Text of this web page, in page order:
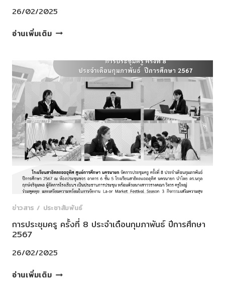
26/02/2025
อ่านเพิ่มเติมประชุม
ชมรม
ผู้
ปกครอง
โรงเรียนสาธิต
ละ
ออ
อุทิศ
มหาวิทยาลัย
สวนดุสิต
นครนายก
ครั้ง
ที่
3
เรียน
2/2567
ข่าวสาร / ประชาสัมพันธ์
การประชุมครู ครั้งที่ 8 ประจำเดือนกุมภาพันธ์ ปีการศึกษา
2567
26/02/2025
อ่านเพิ่มเติมการ